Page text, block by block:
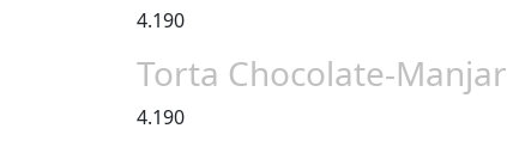
4.190
Torta Chocolate-Manjar
4.190